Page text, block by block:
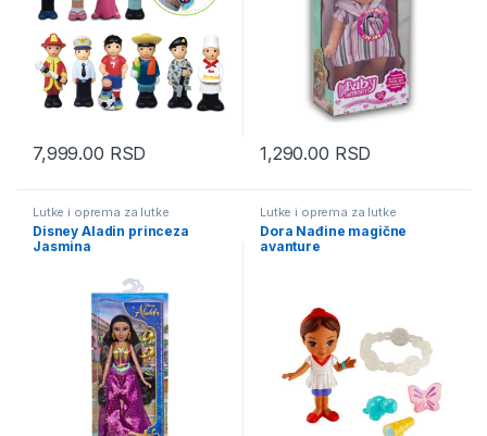
7,999.00 RSD 1,290.00 RSD
Lutke i oprema za lutke
Disney Aladin princeza
Jasmina
Lutke i oprema za lutke
Dora Nađine magične
avanture